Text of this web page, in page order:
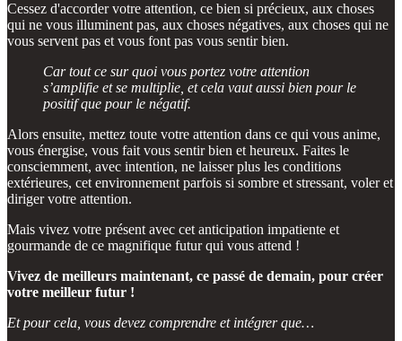
Cessez d'accorder votre attention, ce bien si précieux, aux choses
qui ne vous illuminent pas, aux choses négatives, aux choses qui ne
vous servent pas et vous font pas vous sentir bien.
Car tout ce sur quoi vous portez votre attention
s’amplifie et se multiplie, et cela vaut aussi bien pour le
positif que pour le négatif.
Alors ensuite, mettez toute votre attention dans ce qui vous anime,
vous énergise, vous fait vous sentir bien et heureux. Faites le
consciemment, avec intention, ne laisser plus les conditions
extérieures, cet environnement parfois si sombre et stressant, voler et
diriger votre attention.
Mais vivez votre présent avec cet anticipation impatiente et
gourmande de ce magnifique futur qui vous attend !
Vivez de meilleurs maintenant, ce passé de demain, pour créer
votre meilleur futur !
Et pour cela, vous devez comprendre et intégrer que…